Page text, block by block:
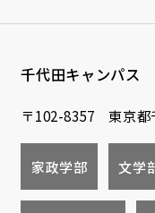
千代田キャンパス
〒102-8357 東京都
家政学部 文学